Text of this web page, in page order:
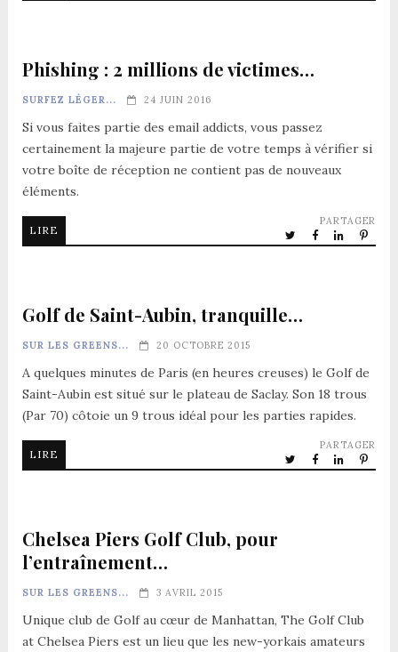
Phishing : 2 millions de victimes…
SURFEZ LÉGER... 24 JUIN 2016
Si vous faites partie des email addicts, vous passez
certainement la majeure partie de votre temps à vérifier si
votre boîte de réception ne contient pas de nouveaux
éléments.
LIRE
PARTAGER
Golf de Saint-Aubin, tranquille…
SUR LES GREENS... 20 OCTOBRE 2015
A quelques minutes de Paris (en heures creuses) le Golf de
Saint-Aubin est situé sur le plateau de Saclay. Son 18 trous
(Par 70) côtoie un 9 trous idéal pour les parties rapides.
LIRE
PARTAGER
Chelsea Piers Golf Club, pour
l’entraînement…
SUR LES GREENS... 3 AVRIL 2015
Unique club de Golf au cœur de Manhattan, The Golf Club
at Chelsea Piers est un lieu que les new-yorkais amateurs